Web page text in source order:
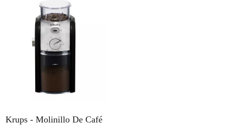
Krups - Molinillo De Café